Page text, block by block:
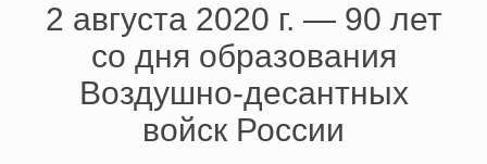
2 августа 2020 г. — 90 лет
со дня образования
Воздушно-десантных
войск России